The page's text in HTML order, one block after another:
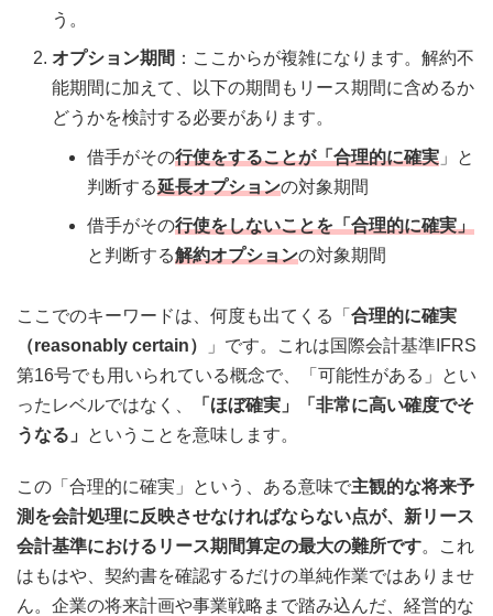
う。
オプション期間 ：ここからが複雑になります。解約不
能期間に加えて、以下の期間もリース期間に含めるか
どうかを検討する必要があります。
借手がその行使をすることが「合理的に確実 」と
判断する延長オプションの対象期間
借手がその行使をしないことを「合理的に確実」
と判断する解約オプションの対象期間
ここでのキーワードは、何度も出てくる「 合理的に確実
（reasonably certain）
」です。これは国際会計基準IFRS
第16号でも用いられている概念で、「可能性がある」とい
ったレベルではなく、
「ほぼ確実」「非常に高い確度でそ
うなる」
ということを意味します。
この「合理的に確実」という、ある意味で主観的な将来予
測を会計処理に反映させなければならない点が、新リース
会計基準におけるリース期間算定の最大の難所です。これ
はもはや、契約書を確認するだけの単純作業ではありませ
ん。企業の将来計画や事業戦略まで踏み込んだ、経営的な